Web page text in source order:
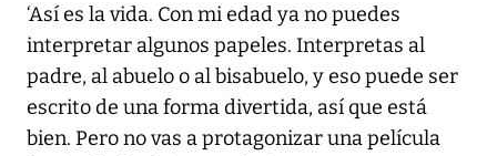
‘Así es la vida. Con mi edad ya no puedes
interpretar algunos papeles. Interpretas al
padre, al abuelo o al bisabuelo, y eso puede ser
escrito de una forma divertida, así que está
bien. Pero no vas a protagonizar una película